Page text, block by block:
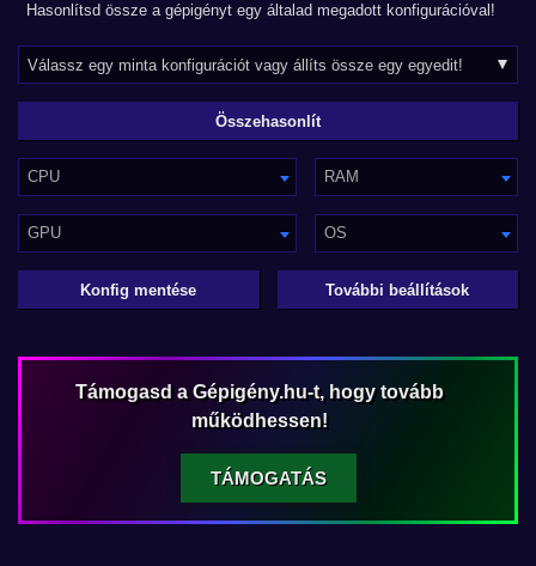
Hasonlítsd össze a gépigényt egy általad megadott konfigurációval!
CPU RAM
GPU OS
Konfig mentése További beállítások
Támogasd a Gépigény.hu-t, hogy tovább
működhessen!
TÁMOGATÁS